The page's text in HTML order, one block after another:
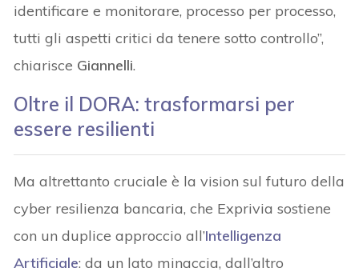
identificare e monitorare, processo per processo,
tutti gli aspetti critici da tenere sotto controllo”,
chiarisce Giannelli.
Oltre il DORA: trasformarsi per
essere resilienti
Ma altrettanto cruciale è la vision sul futuro della
cyber resilienza bancaria, che Exprivia sostiene
con un duplice approccio all’Intelligenza
Artificiale: da un lato minaccia, dall’altro